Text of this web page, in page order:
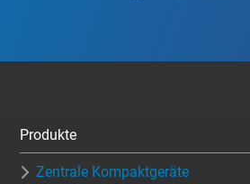
Produkte
Zentrale Kompaktgeräte